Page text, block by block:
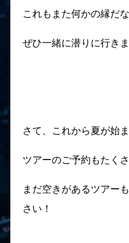
これもまた何かの縁だ
ぜひ一緒に潜りに行き
さて、これから夏が始
ツアーのご予約もたく
まだ空きがあるツアー
さい！